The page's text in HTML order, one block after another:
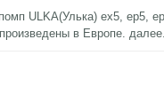
ULKA(Улька) ех5, ep5,
в Европе.